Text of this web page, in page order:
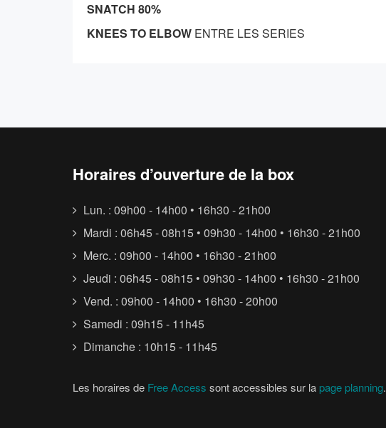
SNATCH 80%
KNEES TO ELBOW ENTRE LES SERIES
Horaires d’ouverture de la box
Lun. : 09h00 - 14h00 • 16h30 - 21h00
Mardi : 06h45 - 08h15 • 09h30 - 14h00 • 16h30 - 21h00
Merc. : 09h00 - 14h00 • 16h30 - 21h00
Jeudi : 06h45 - 08h15 • 09h30 - 14h00 • 16h30 - 21h00
Vend. : 09h00 - 14h00 • 16h30 - 20h00
Samedi : 09h15 - 11h45
Dimanche : 10h15 - 11h45
Les horaires de Free Access sont accessibles sur la page planning.